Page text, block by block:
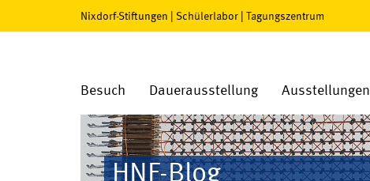
Nixdorf-Stiftungen | Schülerlabor | Tagungszentrum
Besuch Dauerausstellung Ausstellungen
HNF-Blog